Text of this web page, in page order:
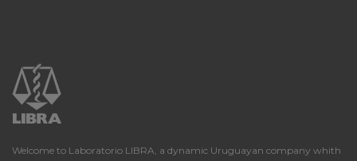
Welcome to Laboratorio LIBRA, a dynamic Uruguayan company whith